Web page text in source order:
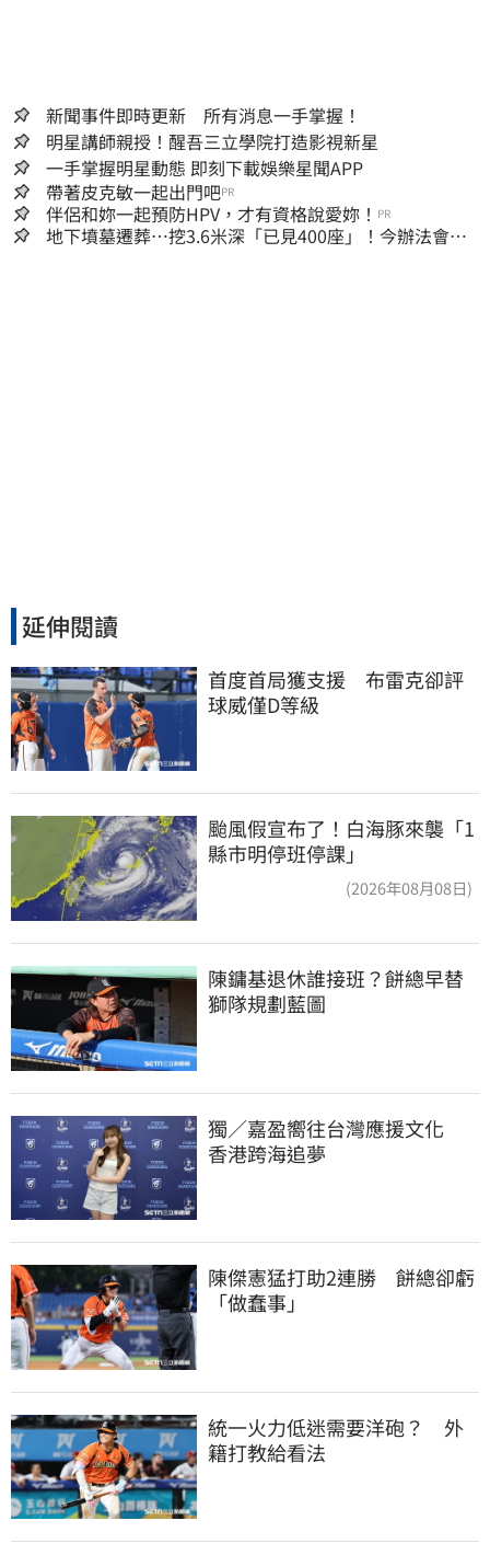
新聞事件即時更新 所有消息一手掌握！
明星講師親授！醒吾三立學院打造影視新星
一手掌握明星動態 即刻下載娛樂星聞APP
帶著皮克敏一起出門吧PR
伴侶和妳一起預防HPV，才有資格說愛妳！ PR
地下墳墓遷葬…挖3.6米深「已見400座」！今辦法會安
延伸閱讀
首度首局獲支援　布雷克卻評
球威僅D等級
颱風假宣布了！白海豚來襲「1
縣市明停班停課」
(2026年08月08日)
陳鏞基退休誰接班？餅總早替
獅隊規劃藍圖
獨／嘉盈嚮往台灣應援文化
香港跨海追夢
陳傑憲猛打助2連勝　餅總卻虧
「做蠢事」
統一火力低迷需要洋砲？　外
籍打教給看法